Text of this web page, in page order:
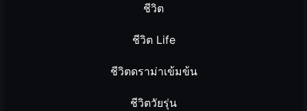
ชีวิต
ชีวิต Life
ชีวิตดราม่าเข้มข้น
ชีวิตวัยรุ่น